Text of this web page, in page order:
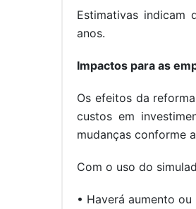
Estimativas indicam
anos.
Impactos para as
Os efeitos da
custos em
mudanças conforme
Com o uso do
• Haverá aumento